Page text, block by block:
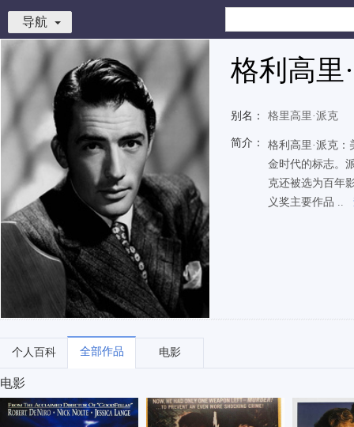
导航
格利高里
别名： 格里高里·派克
简介：
格利高里·派克
金时代的标志。
克还被选为百年
义奖主要作品 ..
个人百科 全部作品 电影
电影